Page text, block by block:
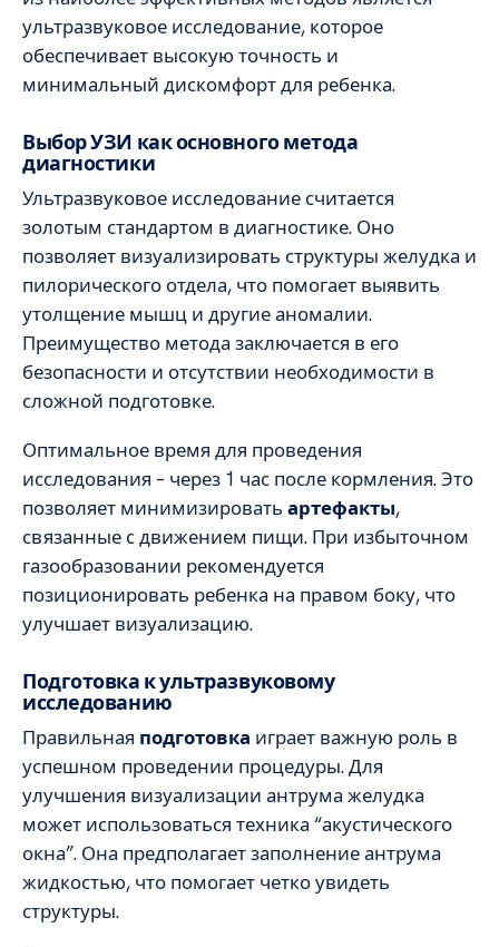
ультразвуковое исследование, которое
обеспечивает высокую точность и
минимальный дискомфорт для ребенка.
Выбор УЗИ как основного метода
диагностики
Ультразвуковое исследование считается
золотым стандартом в диагностике. Оно
позволяет визуализировать структуры желудка и
пилорического отдела, что помогает выявить
утолщение мышц и другие аномалии.
Преимущество метода заключается в его
безопасности и отсутствии необходимости в
сложной подготовке.
Оптимальное время для проведения
исследования – через 1 час после кормления. Это
позволяет минимизировать артефакты,
связанные с движением пищи. При избыточном
газообразовании рекомендуется
позиционировать ребенка на правом боку, что
улучшает визуализацию.
Подготовка к ультразвуковому
исследованию
Правильная подготовка играет важную роль в
успешном проведении процедуры. Для
улучшения визуализации антрума желудка
может использоваться техника “акустического
окна”. Она предполагает заполнение антрума
жидкостью, что помогает четко увидеть
структуры.